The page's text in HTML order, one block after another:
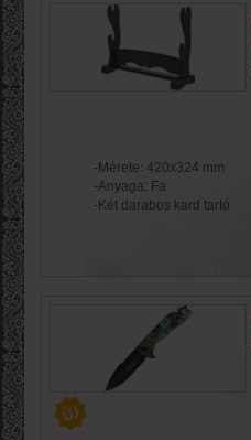
-Mérete: 420x324 mm
-Anyaga: Fa
-Két darabos kard tartó